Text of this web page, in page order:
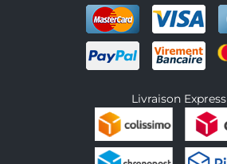
Livraison Express